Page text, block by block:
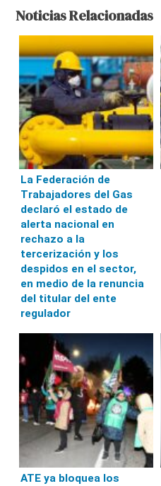
Noticias Relacionadas
La Federación de
Trabajadores del Gas
declaró el estado de
alerta nacional en
rechazo a la
tercerización y los
despidos en el sector,
en medio de la renuncia
del titular del ente
regulador
ATE ya bloquea los